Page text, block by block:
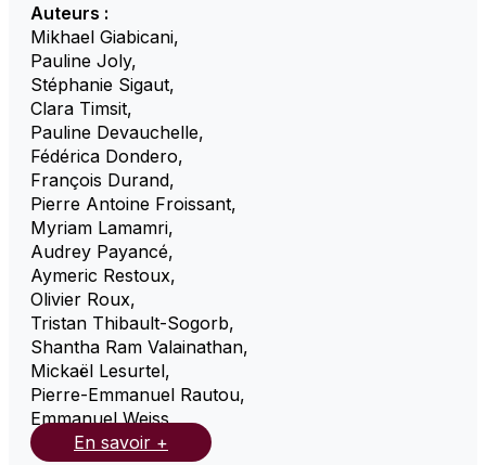
Auteurs :
Mikhael Giabicani,
Pauline Joly,
Stéphanie Sigaut,
Clara Timsit,
Pauline Devauchelle,
Fédérica Dondero,
François Durand,
Pierre Antoine Froissant,
Myriam Lamamri,
Audrey Payancé,
Aymeric Restoux,
Olivier Roux,
Tristan Thibault-Sogorb,
Shantha Ram Valainathan,
Mickaël Lesurtel,
Pierre-Emmanuel Rautou,
Emmanuel Weiss,
En savoir +